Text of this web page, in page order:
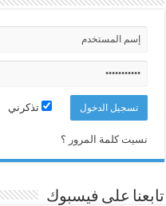
تذكرني
نسيت كلمة المرور ؟
تابعنا على فيسبوك